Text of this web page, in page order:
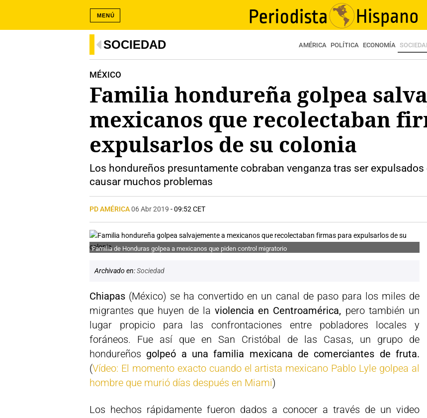
MENÚ
SOCIEDAD AMÉRICA POLÍTICA ECONOMÍA
MÉXICO
Familia hondureña golpea
mexicanos que recolectaban
expulsarlos de su colonia
Los hondureños presuntamente cobraban venganza tras ser
causar muchos problemas
PD AMÉRICA06 Abr 2019 - 09:52 CET
Familia de Honduras golpea a mexicanos que piden control migratorio
Archivado en:Sociedad
Chiapas (México) se ha convertido en un canal de paso para los miles de
migrantes que huyen de la violencia en Centroamérica, pero también un
lugar propicio para las confrontaciones entre pobladores locales y
foráneos. Fue así que en San Cristóbal de las Casas, un grupo de
hondureños golpeó a una familia mexicana de comerciantes de fruta.
(Vídeo: El momento exacto cuando el artista mexicano Pablo Lyle golpea al
hombre que murió días después en Miami)
Los hechos rápidamente fueron dados a conocer a través de un video